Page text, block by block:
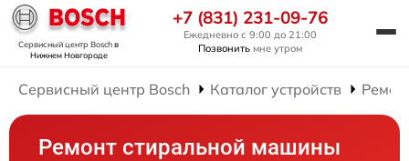
Сервисный центр Boschв
Нижнем Новгороде
+7 (831) 231-09-76
Ежедневно с 9:00 до 21:00
Позвонить мне утром
Сервисный центр Bosch Каталог устройств
Ремонт стиральной машины